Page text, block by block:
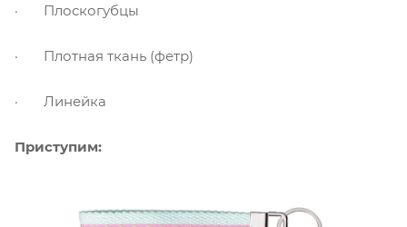
· Плоскогубцы
· Плотная ткань (фетр)
· Линейка
Приступим: